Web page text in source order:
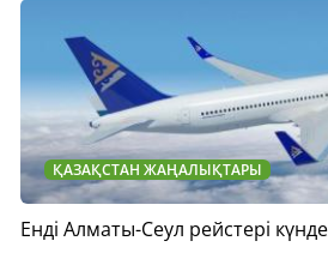
ҚАЗАҚСТАН ЖАҢАЛЫҚТАРЫ
Енді Алматы-Сеул рейстері